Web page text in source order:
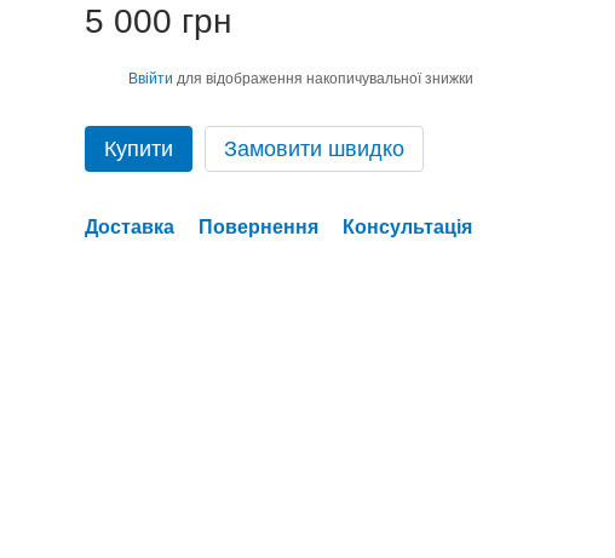
5 000 грн
Ввійти для відображення накопичувальної знижки
Купити Замовити швидко
Доставка Повернення Консультація